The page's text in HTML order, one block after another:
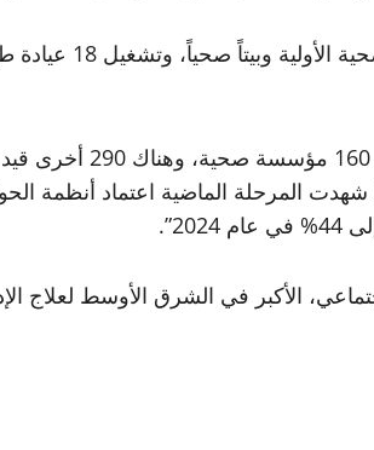
7 مستشفيات حديثة. كما شهدت المرحلة الماضية
الأكبر في الشرق الأوسط لعلاج